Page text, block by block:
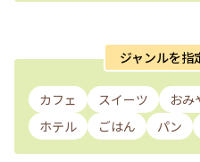
ジャンルを指
カフェ スイーツ おみ
ホテル
ごはん パン